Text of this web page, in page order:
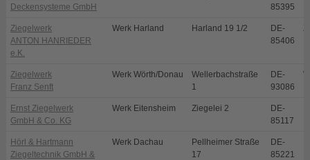
Deckensysteme GmbH
85395
Ziegelwerk
ANTON HANRIEDER
e.K.
Werk Harland Harland 19 1/2
DE-
85406
Ziegelwerk
Franz Senft
Werk Wörth/Donau
Wellerbachstraße
1
DE-
93086
Ernst Ziegelwerk
GmbH & Co. KG
Werk Eitensheim Ziegelei 2
DE-
85117
Hörl & Hartmann
Ziegeltechnik GmbH &
Werk Dachau
Pellheimer Straße
17
DE-
85221